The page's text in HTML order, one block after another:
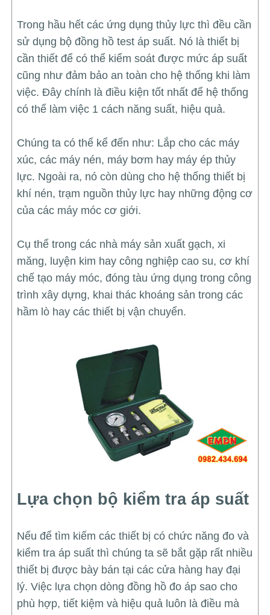
Trong hầu hết các ứng dụng thủy lực thì đều cần
sử dụng bộ đồng hồ test áp suất. Nó là thiết bị
cần thiết để có thể kiểm soát được mức áp suất
cũng như đảm bảo an toàn cho hệ thống khi làm
việc. Đây chính là điều kiện tốt nhất để hệ thống
có thể làm việc 1 cách năng suất, hiệu quả.
Chúng ta có thể kể đến như: Lắp cho các máy
xúc, các máy nén, máy bơm hay máy ép thủy
lực. Ngoài ra, nó còn dùng cho hệ thống thiết bị
khí nén, trạm nguồn thủy lực hay những động cơ
của các máy móc cơ giới.
Cụ thể trong các nhà máy sản xuất gạch, xi
măng, luyện kim hay công nghiệp cao su, cơ khí
chế tạo máy móc, đóng tàu ứng dụng trong công
trình xây dựng, khai thác khoáng sản trong các
hầm lò hay các thiết bị vận chuyển.
Lựa chọn bộ kiểm tra áp suất
Nếu để tìm kiếm các thiết bị có chức năng đo và
kiểm tra áp suất thì chúng ta sẽ bắt gặp rất nhiều
thiết bị được bày bán tại các cửa hàng hay đại
lý. Việc lựa chọn dòng đồng hồ đo áp sao cho
phù hợp, tiết kiệm và hiệu quả luôn là điều mà